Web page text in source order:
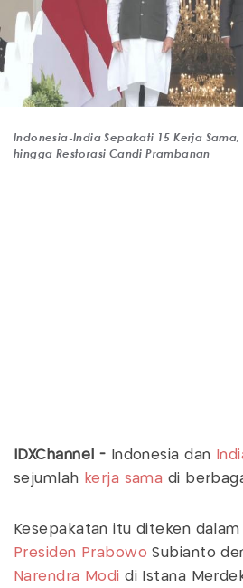
Indonesia-India Sepakati 15 Kerja
hingga Restorasi Candi Prambanan
IDXChannel - Indonesia dan
sejumlah kerja sama di
Kesepakatan itu diteken
Presiden Prabowo Subianto
Narendra Modidi Istana